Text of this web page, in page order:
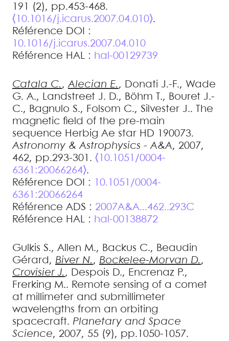
191 (2), pp.453-468.
⟨10.1016/j.icarus.2007.04.010⟩.
Référence DOI :
10.1016/j.icarus.2007.04.010
Référence HAL : hal-00129739
Catala C.,Alecian E., Donati J.-F., Wade
G. A., Landstreet J. D., Böhm T., Bouret J.-
C., Bagnulo S., Folsom C., Silvester J..
The
magnetic field of the pre-main
sequence Herbig Ae star HD 190073.
Astronomy & Astrophysics - A&A, 2007,
462, pp.293-301. ⟨10.1051/0004-
6361:20066264⟩.
Référence DOI :
10.1051/0004-
6361:20066264
Référence ADS : 2007A&A...462..293C
Référence HAL : hal-00138872
Gulkis S., Allen M., Backus C., Beaudin
Gérard , Biver N., Bockelee-Morvan D.,
Crovisier J., Despois D., Encrenaz P.,
Frerking M.. Remote sensing of a comet
at millimeter and submillimeter
wavelengths from an orbiting
spacecraft. Planetary and Space
Science, 2007, 55 (9), pp.1050-1057.